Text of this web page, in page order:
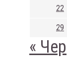
22
29
« Чер